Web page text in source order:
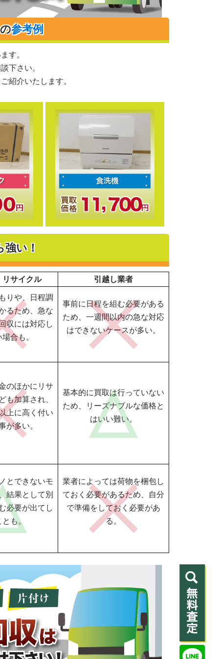
参考例
す。
下さい。
紹介いたします。
い！
サイクル
引越し業者
りや、日程調
るため、急な
収には対応し
合も。
事前に日程を組む必要がある
ため、一週間以内の急な対応
はできないケースが多い。
のほかにリサ
も加算され、
上に高く付い
が多い。
基本的に買取は行っていない
ため、リーズナブルな価格と
はいい難い。
とできないモ
結果として別
必要が出てし
も。
業者によっては荷物を梱包し
ておく必要があるため、自分
で準備をしておく必要があ
る。